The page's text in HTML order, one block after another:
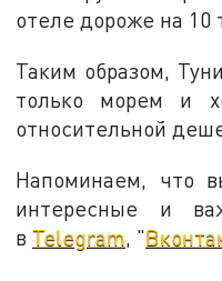
отеле дороже на 10
Таким образом,
только морем и
относительной
Напоминаем, что
интересные и
в Telegram , "